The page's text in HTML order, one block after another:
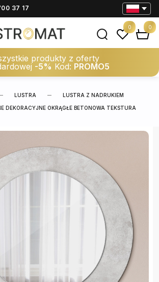
37 17
produkty z oferty
-5% Kod: PROMO5
0 0
LUSTRA LUSTRA Z NADRUKIEM
DEKORACYJNE OKRĄGŁE BETONOWA TEKSTURA